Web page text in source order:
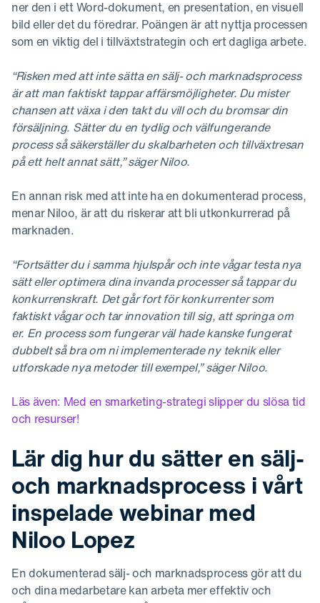
ner den i ett Word-dokument, en presentation, en visuell
bild eller det du föredrar. Poängen är att nyttja processen
som en viktig del i tillväxtstrategin och ert dagliga arbete.
“Risken med att inte sätta en sälj- och marknadsprocess
är att man faktiskt tappar affärsmöjligheter. Du mister
chansen att växa i den takt du vill och du bromsar din
försäljning. Sätter du en tydlig och välfungerande
process så säkerställer du skalbarheten och tillväxtresan
på ett helt annat sätt,” säger Niloo.
En annan risk med att inte ha en dokumenterad process,
menar Niloo, är att du riskerar att bli utkonkurrerad på
marknaden.
“Fortsätter du i samma hjulspår och inte vågar testa nya
sätt eller optimera dina invanda processer så tappar du
konkurrenskraft. Det går fort för konkurrenter som
faktiskt vågar och tar innovation till sig, att springa om
er. En process som fungerar väl hade kanske fungerat
dubbelt så bra om ni implementerade ny teknik eller
utforskade nya metoder till exempel,” säger Niloo.
Läs även: Med en smarketing-strategi slipper du slösa tid
och resurser!
Lär dig hur du sätter en sälj-
och marknadsprocess i vårt
inspelade webinar med
Niloo Lopez
En dokumenterad sälj- och marknadsprocess gör att du
och dina medarbetare kan arbeta mer effektiv och